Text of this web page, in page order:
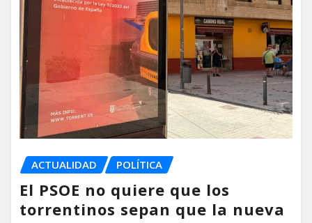
ACTUALIDAD POLÍTICA
El PSOE no quiere que los
torrentinos sepan que la nueva